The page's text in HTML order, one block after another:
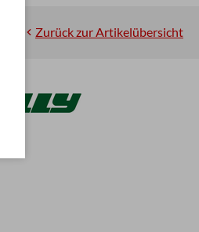
Zurück zur Artikelübersicht